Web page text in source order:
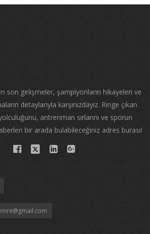
son gelişmeler, şampiyonların hikayeleri ve
detaylarıyla karşınızdayız. Ringe çıkan
antrenman sırlarını ve sporun
bir arada bulabileceğiniz adres burası!